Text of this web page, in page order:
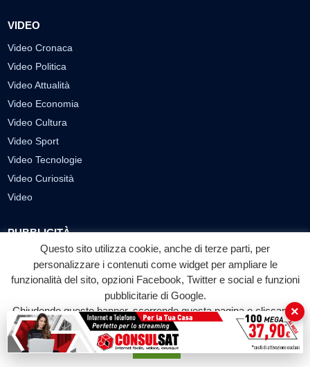
VIDEO
Video Cronaca
Video Politica
Video Attualità
Video Economia
Video Cultura
Video Sport
Video Tecnologie
Video Curiosità
Video
PUBBLICITÀ
Richiesta pubblicazione articoli/banner
SEGUICI SUI SOCIAL
f
Facebook
◎
Instagram
▶
YouTube
Questo sito utilizza cookie, anche di terze parti, per
personalizzare i contenuti come widget per ampliare le
funzionalità del sito, opzioni Facebook, Twitter e social e funzioni
pubblicitarie di Google.
Chiudendo questo banner, scorrendo questa pagina o cliccando
su qualunque suo elemento acconsenti all'uso dei cookie.
Accetta
×